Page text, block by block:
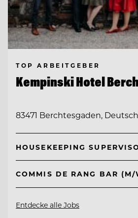
TOP ARBEITGEBER
Kempinski Hotel
83471 Berchtesgaden,
HOUSEKEEPING
COMMIS DE RANG BAR (M/
Entdecke alle Jobs